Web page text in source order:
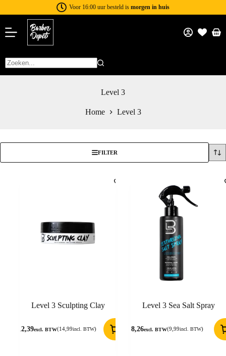
Voor 16:00 uur besteld is morgen in huis
Level 3
Home Level 3
FILTER
Level 3 Sculpting Clay
12,39excl. BTW(14,99incl. BTW)
Level 3 Sea Salt Spray
8,26excl. BTW(9,99incl. BTW)